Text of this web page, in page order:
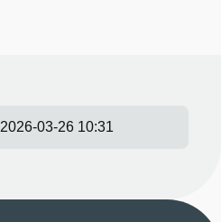
2026-03-26 10:31